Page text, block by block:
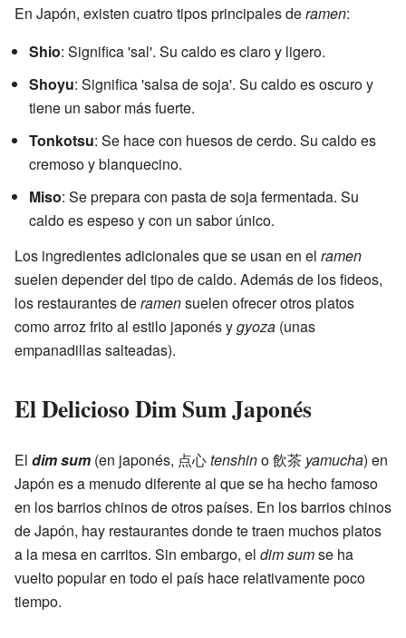
En Japón, existen cuatro tipos principales deramen:
Shio: Significa 'sal'. Su caldo es claro y ligero.
Shoyu: Significa 'salsa de soja'. Su caldo es oscuro y
tiene un sabor más fuerte.
Tonkotsu: Se hace con huesos de cerdo. Su caldo es
cremoso y blanquecino.
Miso: Se prepara con pasta de soja fermentada. Su
caldo es espeso y con un sabor único.
Los ingredientes adicionales que se usan en el ramen
suelen depender del tipo de caldo. Además de los fideos,
los restaurantes deramensuelen ofrecer otros platos
como arroz frito al estilo japonés ygyoza (unas
empanadillas salteadas).
El Delicioso Dim Sum Japonés
El dim sum (en japonés, 点心tenshino 飲茶 yamucha) en
Japón es a menudo diferente al que se ha hecho famoso
en los barrios chinos de otros países. En los barrios chinos
de Japón, hay restaurantes donde te traen muchos platos
a la mesa en carritos. Sin embargo, el dim sumse ha
vuelto popular en todo el país hace relativamente poco
tiempo.